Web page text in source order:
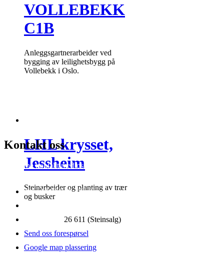
VOLLEBEKK
C1B
Anleggsgartnerarbeider ved
bygging av leilighetsbygg på
Vollebekk i Oslo.
LHL krysset,
Jessheim
Steinarbeider og planting av trær
og busker
Kontakt oss
Ta gjerne kontakt med oss for ytterligere informasjon om hva vi kan
Tlf +47 971 18 457 (Snorre)
26 611 (Steinsalg)
Send oss forespørsel
Google map plassering